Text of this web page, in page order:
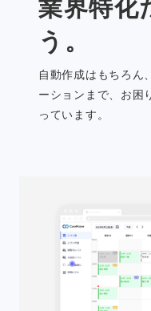
業界特化
う。
自動作成はもちろん
ーションまで、お困
っています。